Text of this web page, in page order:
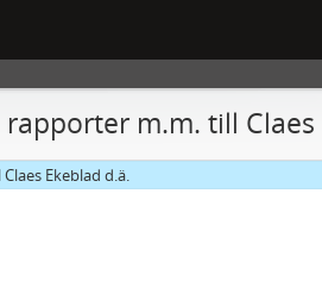
rapporter m.m. till
Ekeblad d.ä.